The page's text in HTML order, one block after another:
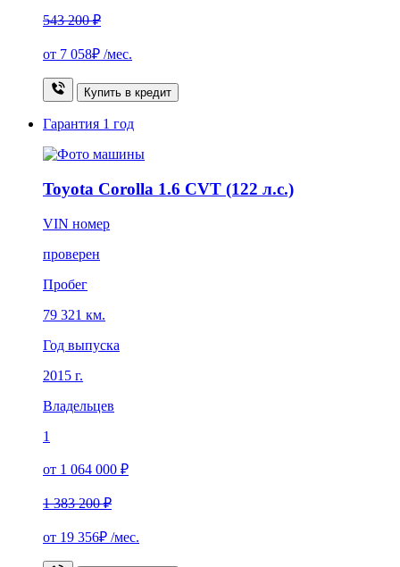
543 200 ₽
от 7 058₽ /мес.
Купить в кредит
Гарантия 1 год
Toyota Corolla 1.6 CVT (122 л.с.)
VIN номер
проверен
Пробег
79 321 км.
Год выпуска
2015 г.
Владельцев
1
от 1 064 000 ₽
1 383 200 ₽
от 19 356₽ /мес.